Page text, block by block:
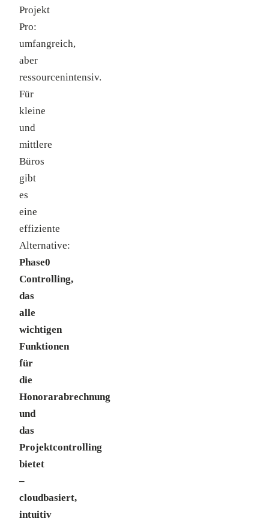
Projekt
Pro:
umfangreich,
aber
ressourcenintensiv.
Für
kleine
und
mittlere
Büros
gibt
es
eine
effiziente
Alternative:
Phase0
Controlling,
das
alle
wichtigen
Funktionen
für
die
Honorarabrechnung
und
das
Projektcontrolling
bietet
–
cloudbasiert,
intuitiv